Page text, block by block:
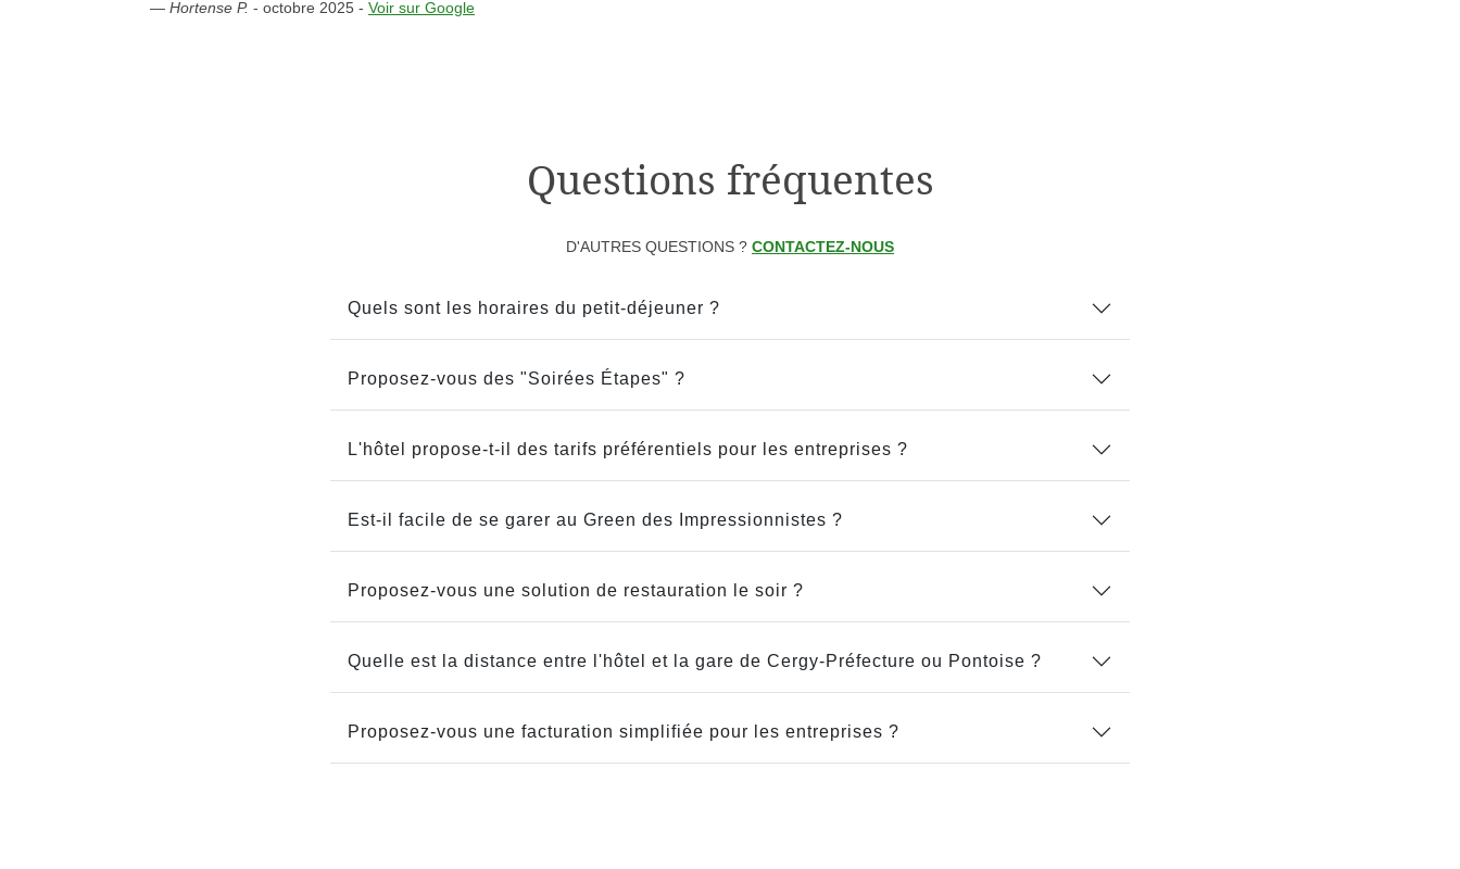
— Hortense P. - octobre 2025 - Voir sur Google
Questions fréquentes
D'AUTRES QUESTIONS ? CONTACTEZ-NOUS
Quels sont les horaires du petit-déjeuner ?
Proposez-vous des "Soirées Étapes" ?
L'hôtel propose-t-il des tarifs préférentiels pour les entreprises ?
Est-il facile de se garer au Green des Impressionnistes ?
Proposez-vous une solution de restauration le soir ?
Quelle est la distance entre l'hôtel et la gare de Cergy-Préfecture ou Pontoise ?
Proposez-vous une facturation simplifiée pour les entreprises ?